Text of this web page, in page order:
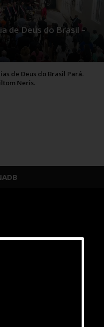
de Deus do Brasil –
de Deus do Brasil Pará.
Neris.